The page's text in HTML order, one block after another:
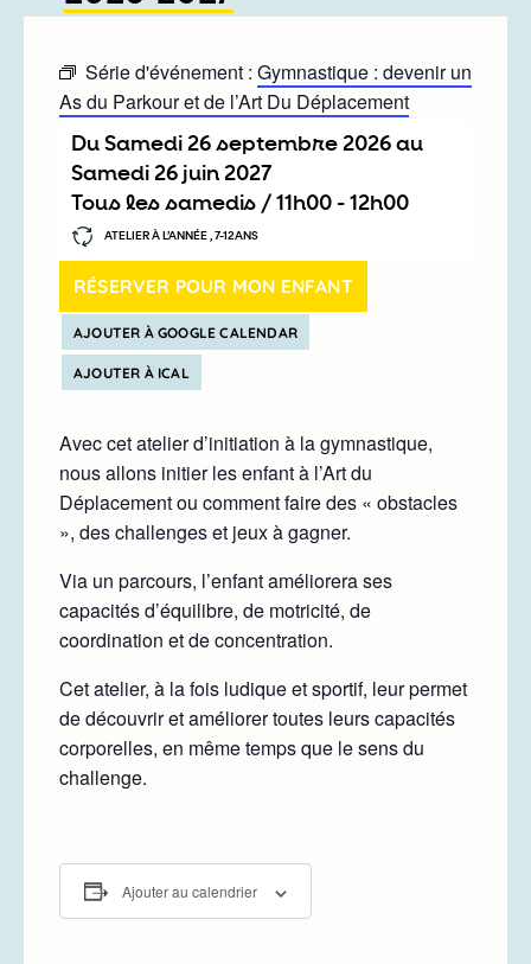
Série d'événement : Gymnastique : devenir un
As du Parkour et de l’Art Du Déplacement
Du samedi 26 septembre 2026au
samedi 26 juin 2027
Tous les samedis / 11h00 - 12h00
ATELIER À L’ANNÉE , 7-12ANS
RÉSERVER POUR MON ENFANT
AJOUTER À GOOGLE CALENDAR
AJOUTER À ICAL
Avec cet atelier d’initiation à la gymnastique,
nous allons initier les enfant à l’Art du
Déplacement ou comment faire des « obstacles
», des challenges et jeux à gagner.
Via un parcours, l’enfant améliorera ses
capacités d’équilibre, de motricité, de
coordination et de concentration.
Cet atelier, à la fois ludique et sportif, leur permet
de découvrir et améliorer toutes leurs capacités
corporelles, en même temps que le sens du
challenge.
Ajouter au calendrier